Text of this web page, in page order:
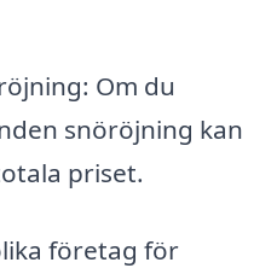
Om du
snöröjning kan
priset.
företag för